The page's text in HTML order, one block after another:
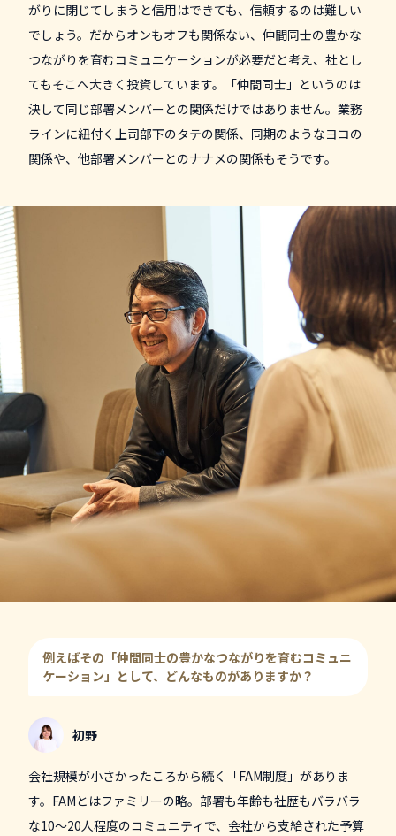
がりに閉じてしまうと信用はできても、信頼するのは難しい
でしょう。だからオンもオフも関係ない、仲間同士の豊かな
つながりを育むコミュニケーションが必要だと考え、社とし
てもそこへ大きく投資しています。「仲間同士」というのは
決して同じ部署メンバーとの関係だけではありません。業務
ラインに紐付く上司部下のタテの関係、同期のようなヨコの
関係や、他部署メンバーとのナナメの関係もそうです。
例えばその「仲間同士の豊かなつながりを育むコミュニ
ケーション」として、どんなものがありますか？
初野
会社規模が小さかったころから続く「FAM制度」がありま
す。FAMとはファミリーの略。部署も年齢も社歴もバラバラ
な10〜20人程度のコミュニティで、会社から支給された予算